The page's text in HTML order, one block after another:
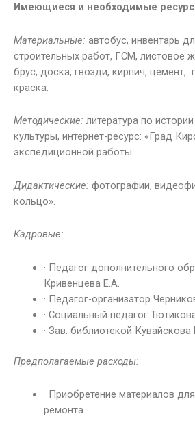
Имеющиеся и необходимые
Материальные: автобус, инвентарь
строительных работ, ГСМ, листовое
брус, доска, гвозди, кирпич, цемент,
краска.
Методические: литература по
культуры, интернет-ресурс: «Град
экспедиционной работы.
Дидактические: фотографии,
кольцо».
Кадровые:
· Педагог дополнительного
Кривенцева Е.А.
· Педагог-организатор
· Социальный педагог
· Зав. библиотекой Кувайскова
Предполагаемые расходы:
· Приобретение материалов
ремонта.